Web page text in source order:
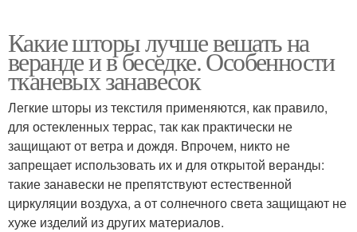
Какие шторы лучше вешать на
веранде и в беседке. Особенности
тканевых занавесок
Легкие шторы из текстиля применяются, как правило,
для остекленных террас, так как практически не
защищают от ветра и дождя. Впрочем, никто не
запрещает использовать их и для открытой веранды:
такие занавески не препятствуют естественной
циркуляции воздуха, а от солнечного света защищают не
хуже изделий из других материалов.